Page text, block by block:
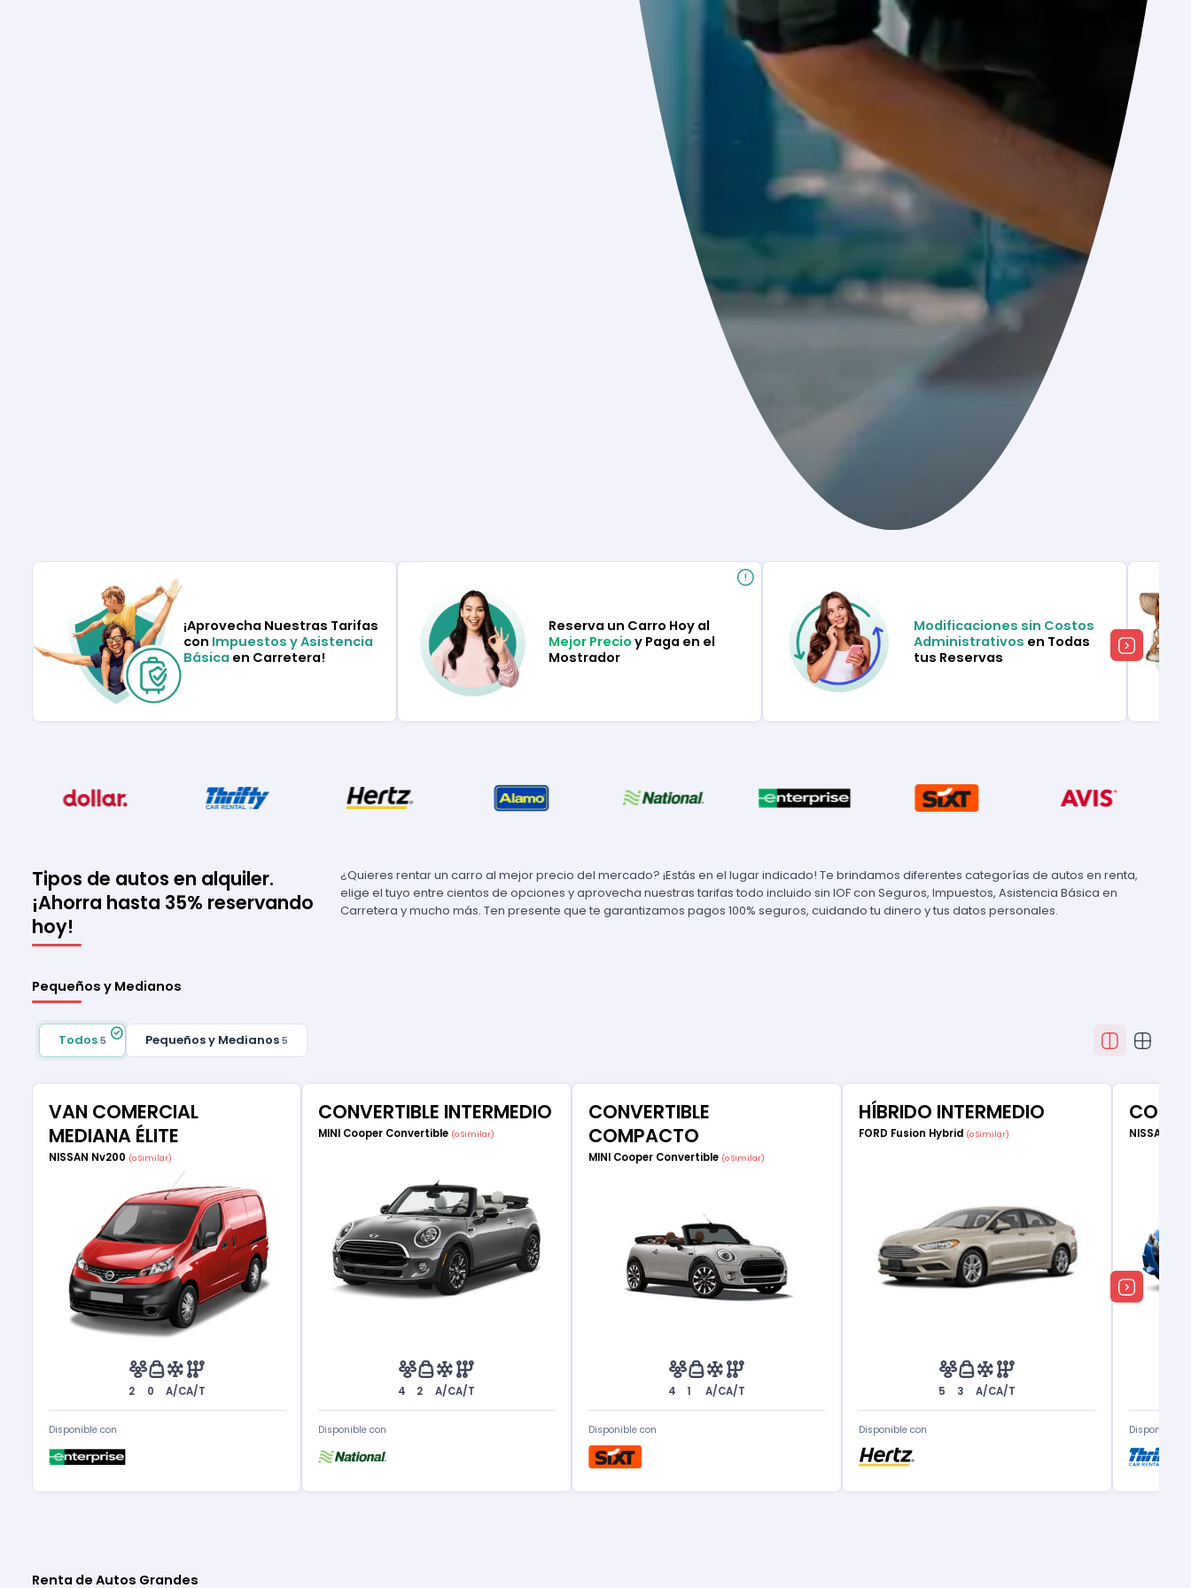
¡Aprovecha Nuestras Tarifas
con Impuestos y Asistencia
Básica en Carretera!
Reserva un Carro Hoy al
Mejor Precio y Paga en el
Mostrador
Modificaciones sin Costos
Administrativos en Todas
tus Reservas
Tipos de autos en alquiler.
¡Ahorra hasta 35% reservando
hoy!
¿Quieres rentar un carro al mejor precio del mercado? ¡Estás en el lugar indicado! Te brindamos diferentes categorías de autos en renta,
elige el tuyo entre cientos de opciones y aprovecha nuestras tarifas todo incluido sin IOF con Seguros, Impuestos, Asistencia Básica en
Carretera y mucho más. Ten presente que te garantizamos pagos 100% seguros, cuidando tu dinero y tus datos personales.
Pequeños y Medianos
Todos 5 Pequeños y Medianos5
VAN COMERCIAL
MEDIANA ÉLITE
NISSAN Nv200 (o Similar)
2 0 A/CA/T
Disponible con
CONVERTIBLE INTERMEDIO
MINI Cooper Convertible (o Similar)
4 2 A/CA/T
Disponible con
CONVERTIBLE
COMPACTO
MINI Cooper Convertible (o Similar)
4 1 A/CA/T
Disponible con
HÍBRIDO INTERMEDIO
FORD Fusion Hybrid (o Similar)
5 3 A/CA/T
Disponible con
NISSAN
Disponible
Renta de Autos Grandes